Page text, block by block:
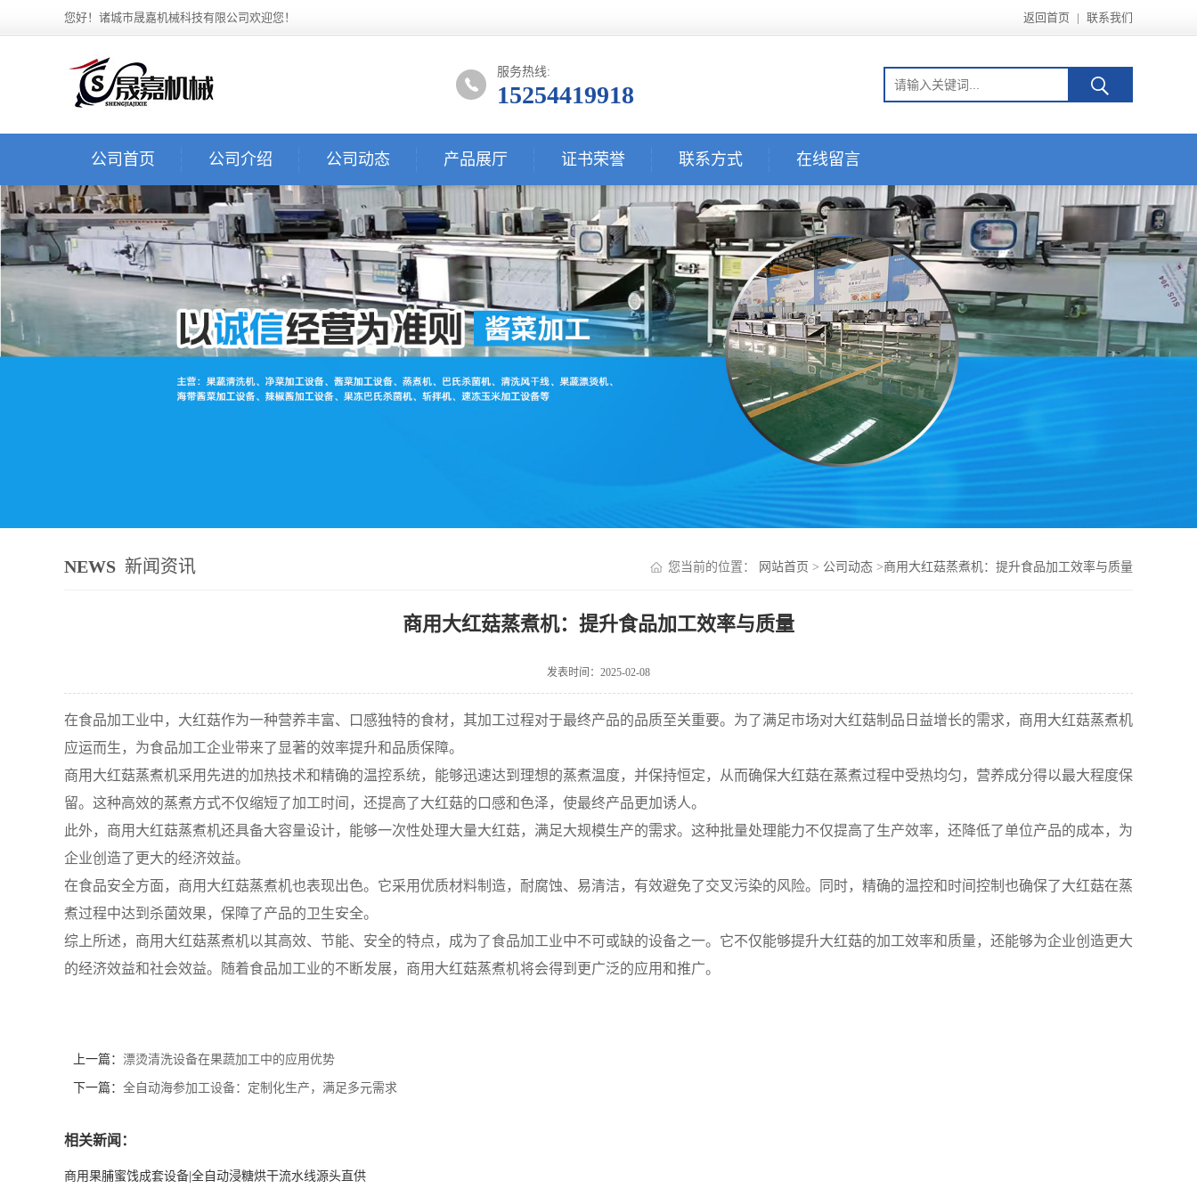
您好！诸城市晟嘉机械科技有限公司欢迎您！ 返回首页 | 联系我们
服务热线:
15254419918
公司首页 公司介绍 公司动态 产品展厅 证书荣誉 联系方式 在线留言
NEWS 新闻资讯 您当前的位置： 网站首页 > 公司动态 >商用大红菇蒸煮机：提升食品加工效率与质量
商用大红菇蒸煮机：提升食品加工效率与质量
发表时间：2025-02-08
在食品加工业中，大红菇作为一种营养丰富、口感独特的食材，其加工过程对于最终产品的品质至关重要。为了满足市场对大红菇制品日益增长的需求，商用大红菇蒸煮机
应运而生，为食品加工企业带来了显著的效率提升和品质保障。
商用大红菇蒸煮机采用先进的加热技术和精确的温控系统，能够迅速达到理想的蒸煮温度，并保持恒定，从而确保大红菇在蒸煮过程中受热均匀，营养成分得以最大程度保
留。这种高效的蒸煮方式不仅缩短了加工时间，还提高了大红菇的口感和色泽，使最终产品更加诱人。
此外，商用大红菇蒸煮机还具备大容量设计，能够一次性处理大量大红菇，满足大规模生产的需求。这种批量处理能力不仅提高了生产效率，还降低了单位产品的成本，为
企业创造了更大的经济效益。
在食品安全方面，商用大红菇蒸煮机也表现出色。它采用优质材料制造，耐腐蚀、易清洁，有效避免了交叉污染的风险。同时，精确的温控和时间控制也确保了大红菇在蒸
煮过程中达到杀菌效果，保障了产品的卫生安全。
综上所述，商用大红菇蒸煮机以其高效、节能、安全的特点，成为了食品加工业中不可或缺的设备之一。它不仅能够提升大红菇的加工效率和质量，还能够为企业创造更大
的经济效益和社会效益。随着食品加工业的不断发展，商用大红菇蒸煮机将会得到更广泛的应用和推广。
上一篇： 漂烫清洗设备在果蔬加工中的应用优势
下一篇： 全自动海参加工设备：定制化生产，满足多元需求
相关新闻：
商用果脯蜜饯成套设备|全自动浸糖烘干流水线源头直供